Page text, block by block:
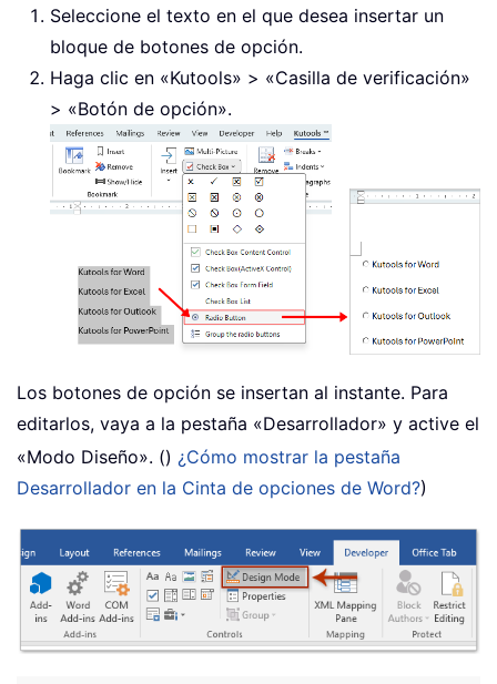
Seleccione el texto en el que desea insertar un
bloque de botones de opción.
Haga clic en «Kutools» > «Casilla de verificación»
> «Botón de opción».
Los botones de opción se insertan al instante. Para
editarlos, vaya a la pestaña «Desarrollador» y active el
«Modo Diseño». () ¿Cómo mostrar la pestaña
Desarrollador en la Cinta de opciones de Word?)